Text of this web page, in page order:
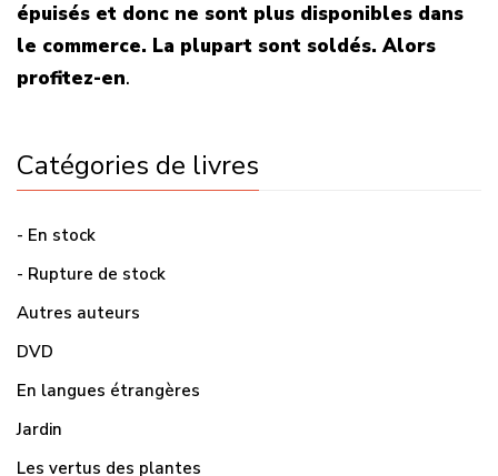
épuisés et donc ne sont plus disponibles dans
le commerce. La plupart sont soldés. Alors
profitez-en.
Catégories de livres
- En stock
- Rupture de stock
Autres auteurs
DVD
En langues étrangères
Jardin
Les vertus des plantes